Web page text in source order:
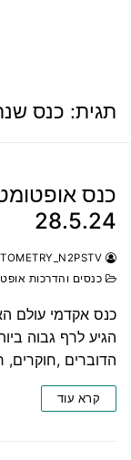
תגית: כנס שנתי
כנס
28.5.24
כנסים והדרכות
הדוברים ,חוקרים,
קרא עוד